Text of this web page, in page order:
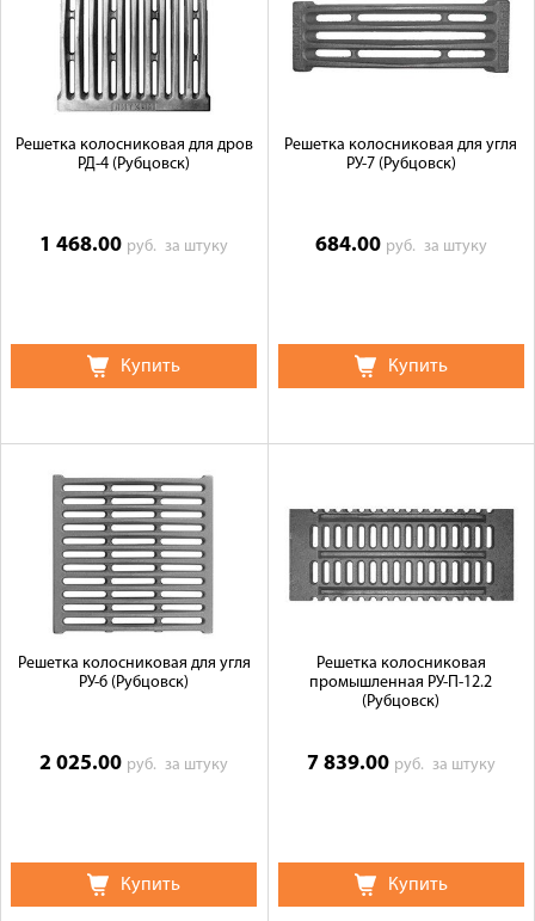
Решетка колосниковая для дров
РД-4 (Рубцовск)
1 468.00 руб.за штуку
Купить
Решетка колосниковая для угля
РУ-7 (Рубцовск)
684.00 руб. за штуку
Купить
Решетка колосниковая для угля
РУ-6 (Рубцовск)
2 025.00 руб.за штуку
Купить
Решетка колосниковая
промышленная РУ-П-12.2
(Рубцовск)
7 839.00 руб. за штуку
Купить